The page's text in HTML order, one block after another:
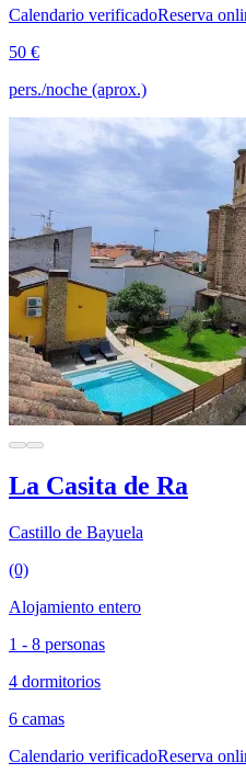
Calendario verificadoReserva
50 €
pers./noche (aprox.)
La Casita de Ra
Castillo de Bayuela
(0)
Alojamiento entero
1 - 8 personas
4 dormitorios
6 camas
Calendario verificadoReserva